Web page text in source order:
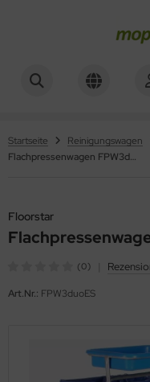
Startseite Reinigungswagen
Flachpressenwagen FPW3duoES
Floorstar
(0)
Art.Nr.: FPW3duoES
Halter, Klemmen